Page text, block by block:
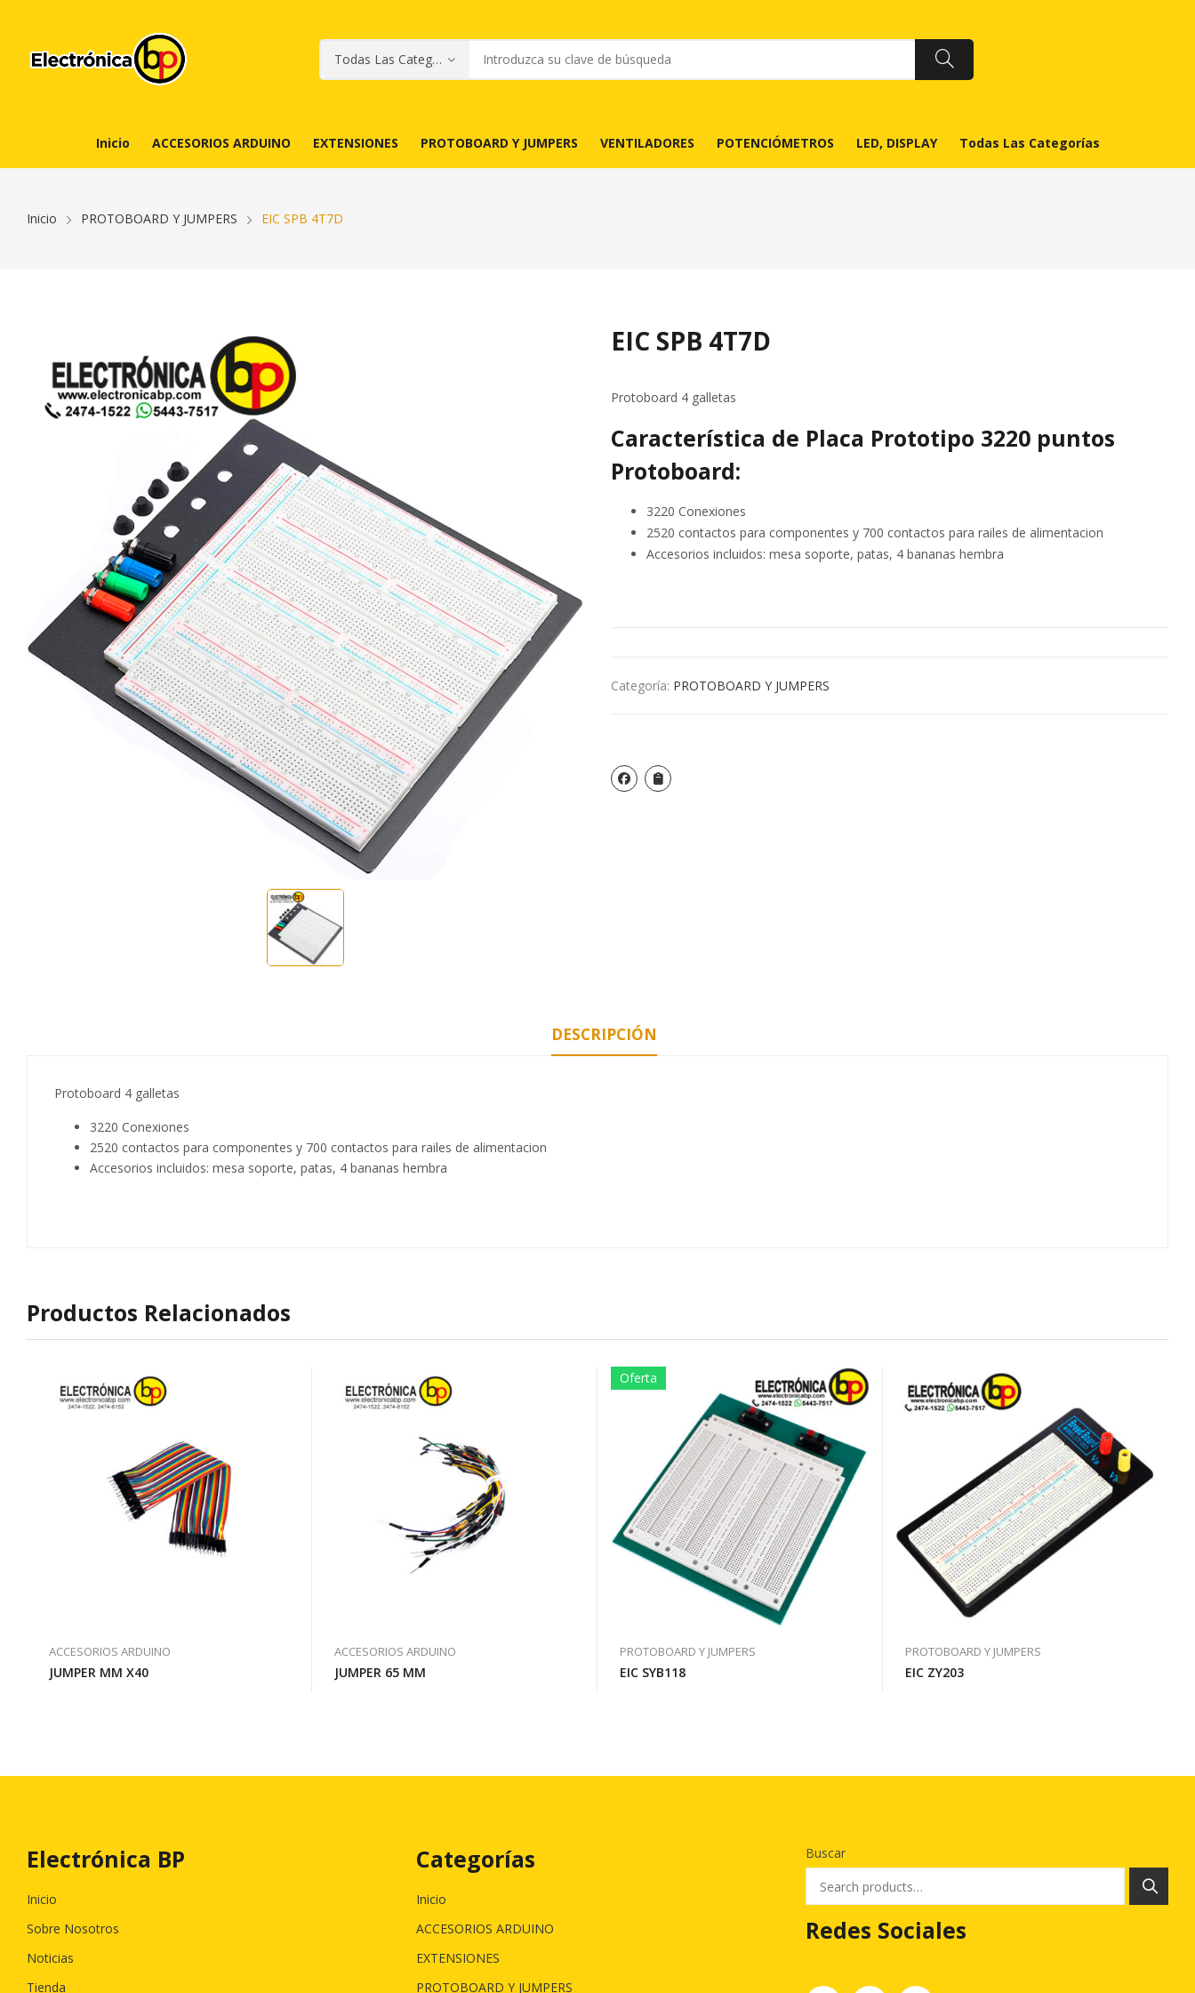
Inicio ACCESORIOS ARDUINO EXTENSIONES PROTOBOARD Y JUMPERS VENTILADORES POTENCIÓMETROS LED, DISPLAY Todas Las Categorías
Inicio PROTOBOARD Y JUMPERS EIC SPB 4T7D
EIC SPB 4T7D
Protoboard 4 galletas
Característica de Placa Prototipo 3220 puntos
Protoboard:
3220 Conexiones
2520 contactos para componentes y 700 contactos para railes de alimentacion
Accesorios incluidos: mesa soporte, patas, 4 bananas hembra
Categoría: PROTOBOARD Y JUMPERS
DESCRIPCIÓN
Protoboard 4 galletas
3220 Conexiones
2520 contactos para componentes y 700 contactos para railes de alimentacion
Accesorios incluidos: mesa soporte, patas, 4 bananas hembra
Productos Relacionados
ACCESORIOS ARDUINO
JUMPER MM X40
ACCESORIOS ARDUINO
JUMPER 65 MM
Oferta
PROTOBOARD Y JUMPERS
EIC SYB118
PROTOBOARD Y JUMPERS
EIC ZY203
Electrónica BP
Inicio
Sobre Nosotros
Noticias
Tienda
Categorías
Inicio
ACCESORIOS ARDUINO
EXTENSIONES
PROTOBOARD Y JUMPERS
Buscar
Redes Sociales